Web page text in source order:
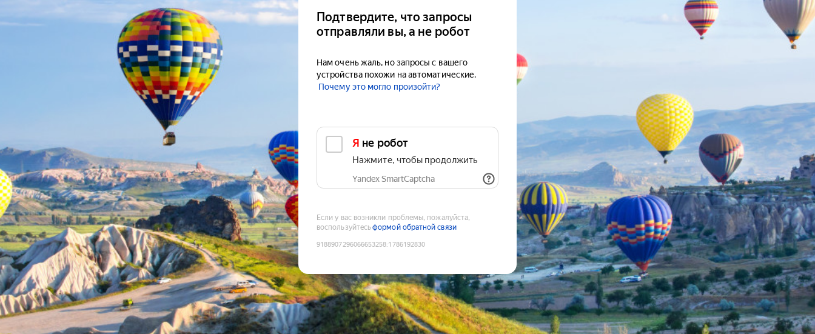
Подтвердите, что запросы
отправляли вы, а не робот
Нам очень жаль, но запросы с вашего
устройства похожи на автоматические.
Почему это могло произойти?
Я не робот
Нажмите, чтобы продолжить
Yandex SmartCaptcha
Если у вас возникли проблемы, пожалуйста,
воспользуйтесьформой обратной связи
9188907296066653258:1786192830